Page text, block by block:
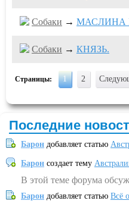
Собаки → МАСЛИНА
Собаки → КНЯЗЬ.
Страницы: 1 2
Последние
Барон добавляет статью
Барон создает тему
В этой теме форума
Барон добавляет статью Всё